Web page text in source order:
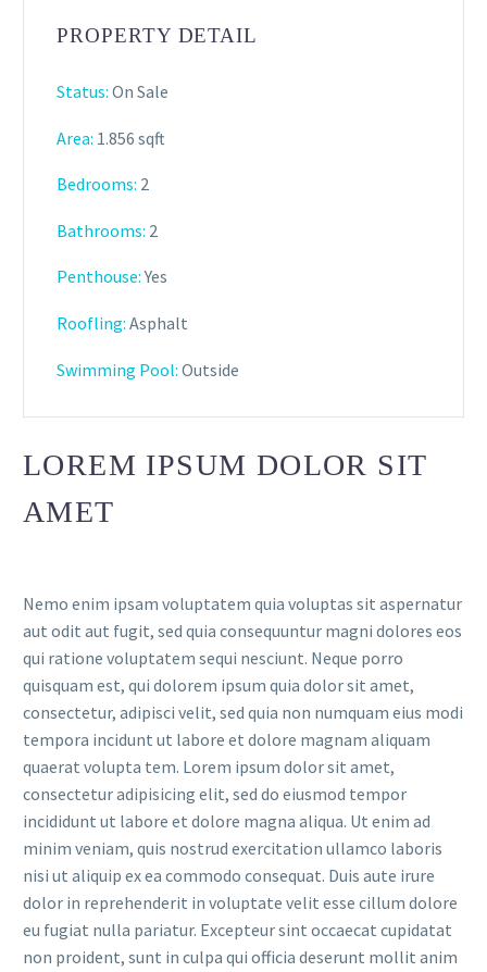
PROPERTY DETAIL
Status: On Sale
Area: 1.856 sqft
Bedrooms: 2
Bathrooms: 2
Penthouse:Yes
Roofling: Asphalt
Swimming Pool: Outside
LOREM IPSUM DOLOR SIT
AMET
Nemo enim ipsam voluptatem quia voluptas sit aspernatur
aut odit aut fugit, sed quia consequuntur magni dolores eos
qui ratione voluptatem sequi nesciunt. Neque porro
quisquam est, qui dolorem ipsum quia dolor sit amet,
consectetur, adipisci velit, sed quia non numquam eius modi
tempora incidunt ut labore et dolore magnam aliquam
quaerat volupta tem. Lorem ipsum dolor sit amet,
consectetur adipisicing elit, sed do eiusmod tempor
incididunt ut labore et dolore magna aliqua. Ut enim ad
minim veniam, quis nostrud exercitation ullamco laboris
nisi ut aliquip ex ea commodo consequat. Duis aute irure
dolor in reprehenderit in voluptate velit esse cillum dolore
eu fugiat nulla pariatur. Excepteur sint occaecat cupidatat
non proident, sunt in culpa qui officia deserunt mollit anim